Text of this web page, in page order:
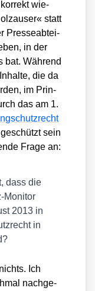
kor­rekt wie­
statt
Pres­se­ab­tei­
in der
bat. Wäh­rend
die da
im Prin­
das am 1.
sein
Fra­ge an:
dass die
Moni­tor
2013 in
in
Ich
nach­ge­